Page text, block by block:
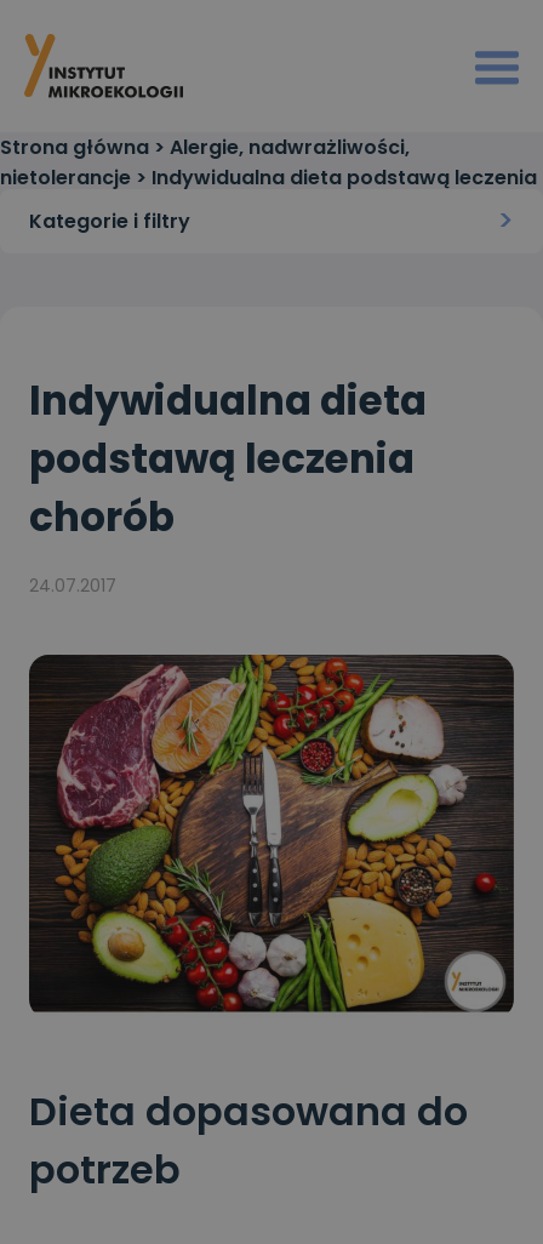
Strona główna > Alergie, nadwrażliwości,
nietolerancje > Indywidualna dieta podstawą leczenia
chorób
Kategorie i filtry
Indywidualna dieta
podstawą leczenia
chorób
24.07.2017
Dieta dopasowana do
potrzeb